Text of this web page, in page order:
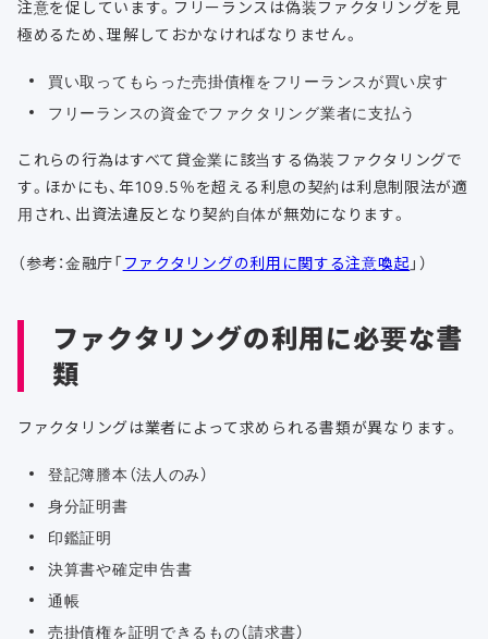
注意を促しています。フリーランスは偽装ファクタリングを見
極めるため、理解しておかなければなりません。
買い取ってもらった売掛債権をフリーランスが買い戻す
フリーランスの資金でファクタリング業者に支払う
これらの行為はすべて貸金業に該当する偽装ファクタリングで
す。ほかにも、年109.5％を超える利息の契約は利息制限法が適
用され、出資法違反となり契約自体が無効になります。
（参考：金融庁「ファクタリングの利用に関する注意喚起」）
ファクタリングの利用に必要な書
類
ファクタリングは業者によって求められる書類が異なります。
登記簿謄本（法人のみ）
身分証明書
印鑑証明
決算書や確定申告書
通帳
売掛債権を証明できるもの（請求書）